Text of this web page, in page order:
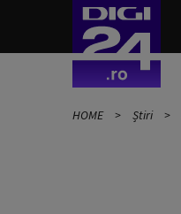
HOME Știri